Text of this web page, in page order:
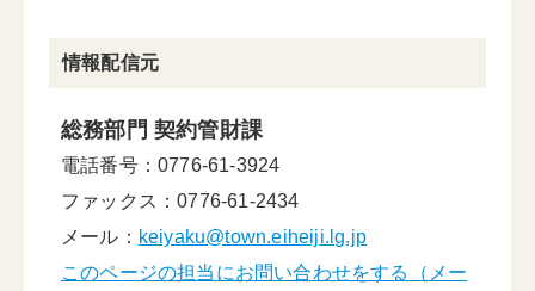
情報配信元
総務部門 契約管財課
電話番号：0776-61-3924
ファックス：0776-61-2434
メール： keiyaku@town.eiheiji.lg.jp
このページの担当にお問い合わせをする（メー